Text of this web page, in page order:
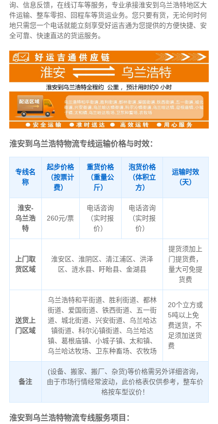
询、信息反馈，在线订车等服务， 专业承接淮安到乌兰浩特地区大
件运输、整车零担、回程车等货运业务。 您只要有货，无论何时何
地只需您一个电话就能立刻享受好运吉通为您提供的方便快捷、安
全可靠、快速直达的货运服务。
淮安到乌兰浩特物流专线运输价格与时效：
专线名
称
起步价格
（按票计
费）
重货价格
（重量公
斤）
泡货价格
（体积立
方）
运输时效
（天）
淮安-
乌兰浩
特
260元/票
电话咨询
（实时报
价）
电话咨询
（实时报
价）
上门取
货区域
淮安区、淮阴区、清江浦区、洪泽
区、涟水县、盱眙县、金湖县
提货须加上
门提货费，
量大可免提
货费
送货上
门区域
乌兰浩特和平街道、胜利街道、都林
街道、爱国街道、铁西街道、五一街
道、城北街道、兴安街道、乌兰哈达
镇街道、科尔沁镇街道、乌兰哈达
镇、葛根庙镇、小城子镇、太和镇、
乌兰哈达牧场、卫东种畜场、农牧场
20个立方或
5吨以上免
费送货，不
足须加送货
费
备注
(设备、搬家、搬厂、杂货)等价格需另外详细咨询，
由于市场行情经常波动，此价格表仅供参考，整车价
格按车型议价！
淮安到乌兰浩特物流专线服务项目：